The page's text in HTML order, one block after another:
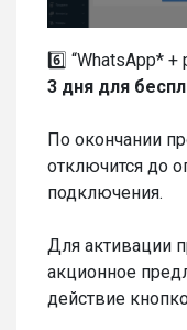
6️⃣ “WhatsApp*
3 дня для
По окончании
отключится до
подключения.
Для активации
акционное
действие